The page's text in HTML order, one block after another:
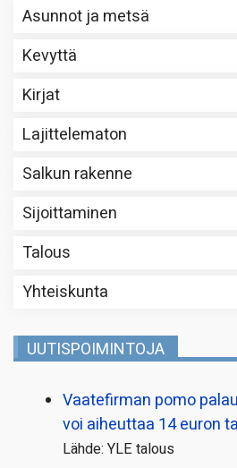
Asunnot ja metsä
Kevyttä
Kirjat
Lajittelematon
Salkun rakenne
Sijoittaminen
Talous
Yhteiskunta
UUTISPOIMINTOJA
Vaatefirman pomo
voi aiheuttaa 14 euron
Lähde: YLE talous